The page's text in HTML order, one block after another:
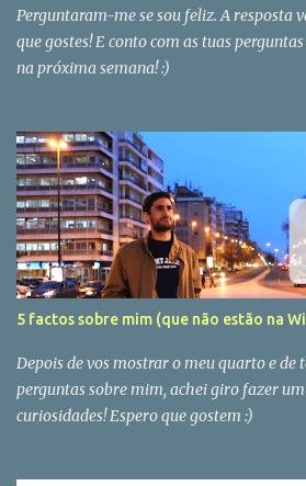
Perguntaram-me se sou feliz. A resposta
que gostes! E conto com as tuas
na próxima semana! :)
5 factos sobre mim (que não estão na
Depois de vos mostrar o meu quarto e de
perguntas sobre mim, achei giro fazer
curiosidades! Espero que gostem :)